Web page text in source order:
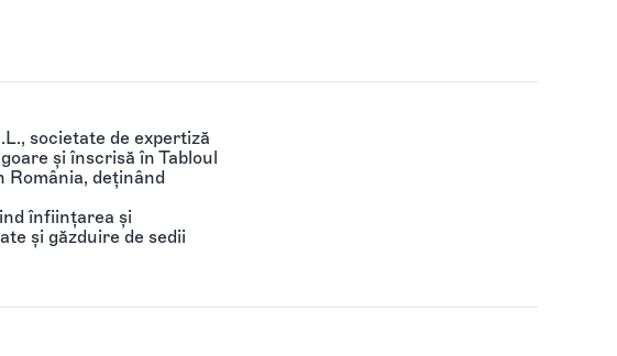
societate de expertiză
și înscrisă în Tabloul
deținând
înființarea și
și găzduire de sedii